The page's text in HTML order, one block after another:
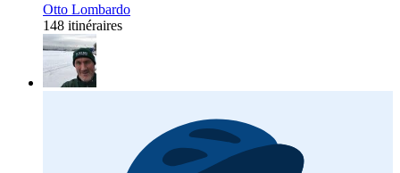
Otto Lombardo
148 itinéraires